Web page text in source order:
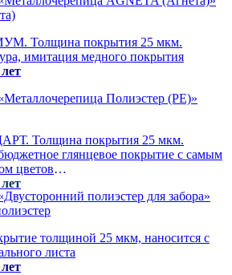
Толщина покрытия 25 мкм.
имитация медного покрытия
Толщина покрытия 25 мкм.
глянцевое покрытие с самым
цветов
толщиной 25 мкм, наносится с
листа